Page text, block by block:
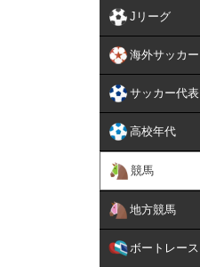
Jリーグ
海外サッカー
サッカー代表
高校年代
競馬
地方競馬
ボートレース